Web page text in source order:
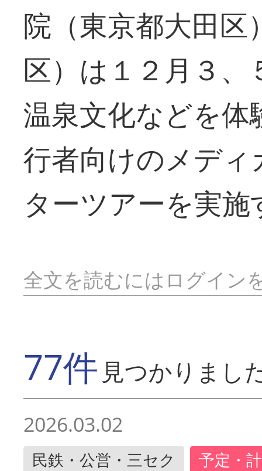
院（東京都大田区
区）は１２月３
温泉文化などを
行者向けのメデ
ターツアーを実施
全文を読むにはログイン
77件 見つかりまし
2026.03.02
民鉄・公営・三セク 予定・